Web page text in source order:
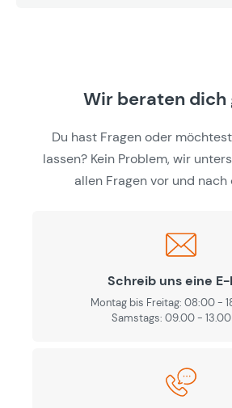
Wir beraten dich
Du hast Fragen oder
lassen? Kein Problem, wir
allen Fragen vor und nach
Schreib uns eine E-
Montag bis Freitag: 08:00 -
Samstags: 09.00 -